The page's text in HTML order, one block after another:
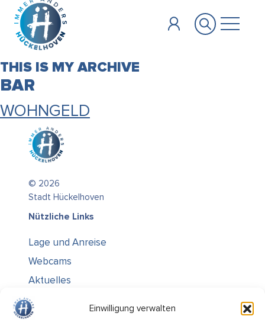
Einwilligung verwalten
Zum Hauptinhalt springen
THIS IS MY ARCHIVE
BAR
WOHNGELD
© 2026
Stadt Hückelhoven
Nützliche Links
Lage und Anreise
Webcams
Aktuelles
Kontakt / Öffnungszeiten